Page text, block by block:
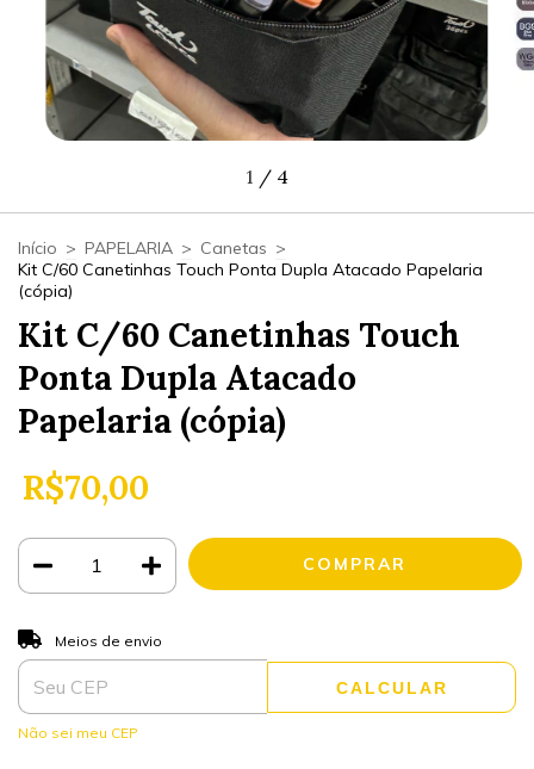
1 / 4
Início > PAPELARIA > Canetas >
Kit C/60 Canetinhas Touch Ponta Dupla Atacado Papelaria
(cópia)
Kit C/60 Canetinhas Touch
Ponta Dupla Atacado
Papelaria (cópia)
R$70,00
Entregas para o CEP:
Meios de envio
CALCULAR
Não sei meu CEP